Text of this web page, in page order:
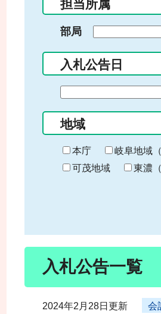
入
力
担当所属
部局
入札公告日
の
始
ま
り
地域
本庁 岐阜地域
可茂地域
東濃
入札公告一覧
2024年2月28日更新 会